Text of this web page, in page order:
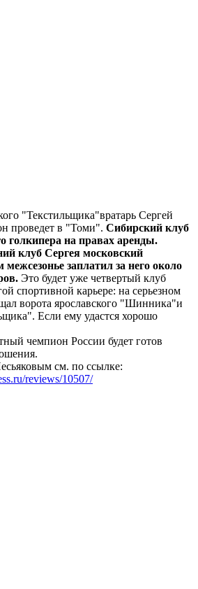
"Текстильщика"вратарь Сергей
проведет в "Томи". Сибирский клуб
голкипера на правах аренды.
клуб Сергея московский
заплатил за него около
Это будет уже четвертый клуб
спортивной карьере: на серьезном
ворота ярославского "Шинника"и
Если ему удастся хорошо
чемпион России будет готов
см. по ссылке:
reviews/10507/